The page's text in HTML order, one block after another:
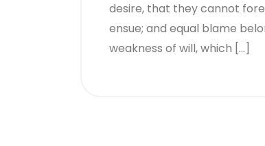
desire, that they cannot
ensue; and equal blame
weakness of will, which […]